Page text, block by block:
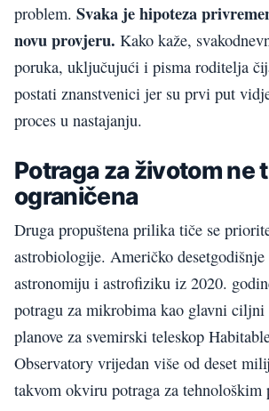
problem. Svaka je hipoteza
novu provjeru. Kako kaže,
poruka, uključujući i pisma roditelja
postati znanstvenici jer su prvi put
proces u nastajanju.
Potraga za životom ne
ograničena
Druga propuštena prilika tiče se
astrobiologije. Američko desetgodišnje
astronomiju i astrofiziku iz 2020.
potragu za mikrobima kao glavni ciljni
planove za svemirski teleskop
Observatory vrijedan više od deset
takvom okviru potraga za tehnološkim